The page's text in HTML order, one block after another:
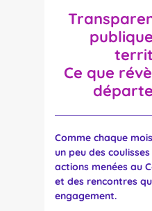
Ce que
Comme chaque
un peu des
actions menées au
et des rencontres
engagement.